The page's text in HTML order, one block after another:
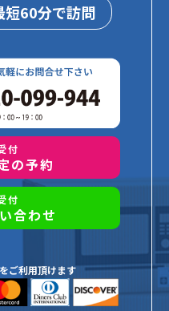
短60分で訪問
付
の予約
付
合わせ
ご利用頂けます